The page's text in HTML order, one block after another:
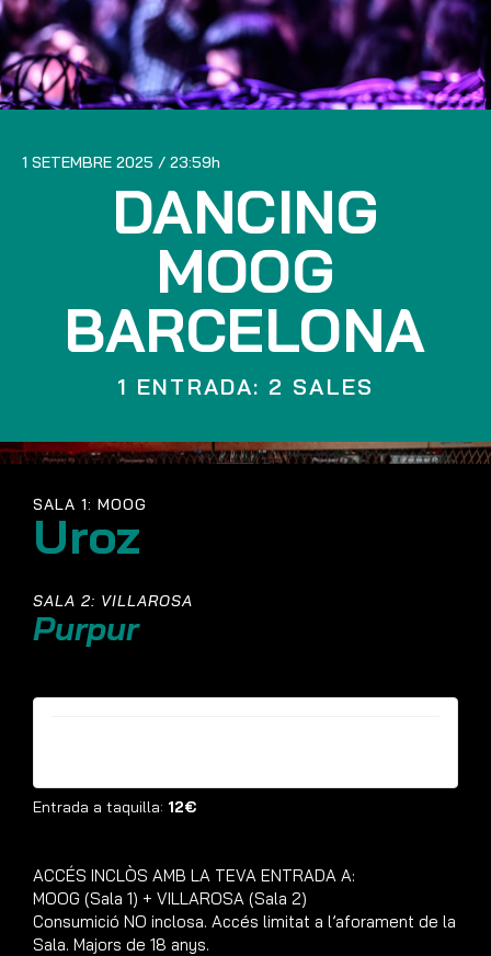
1 SETEMBRE 2025 23:59
DANCING
MOOG
BARCELONA
1 ENTRADA: 2 SALES
SALA 1: MOOG
Uroz
SALA 2: VILLAROSA
Purpur
Entrada a taquilla: 12€
ACCÉS INCLÒS AMB LA TEVA ENTRADA A:
MOOG (Sala 1) + VILLAROSA (Sala 2)
Consumició NO inclosa. Accés limitat a l’aforament de la
Sala. Majors de 18 anys.